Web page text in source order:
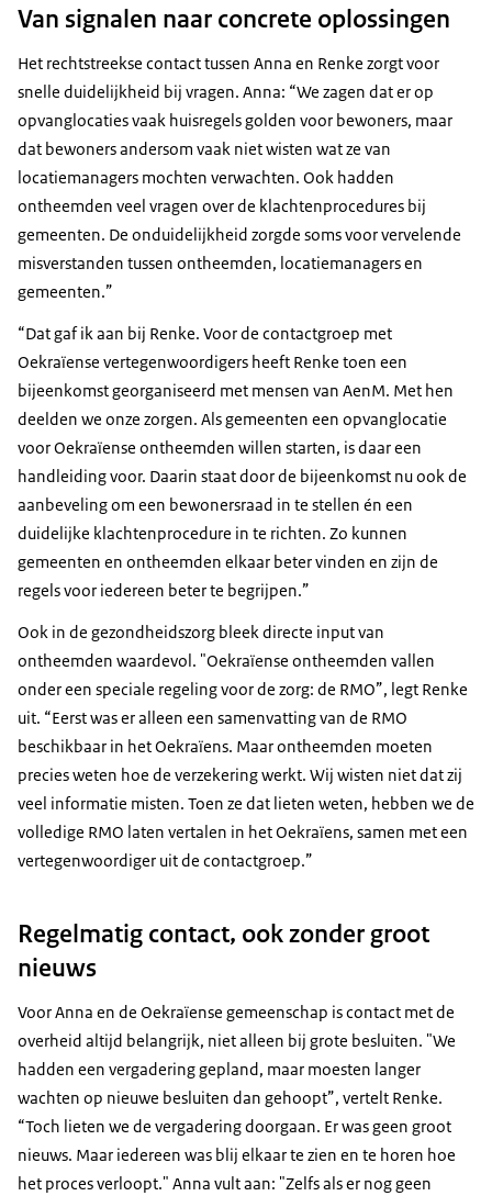
Van signalen naar concrete oplossingen
Het rechtstreekse contact tussen Anna en Renke zorgt voor
snelle duidelijkheid bij vragen. Anna: “We zagen dat er op
opvanglocaties vaak huisregels golden voor bewoners, maar
dat bewoners andersom vaak niet wisten wat ze van
locatiemanagers mochten verwachten. Ook hadden
ontheemden veel vragen over de klachtenprocedures bij
gemeenten. De onduidelijkheid zorgde soms voor vervelende
misverstanden tussen ontheemden, locatiemanagers en
gemeenten.”
“Dat gaf ik aan bij Renke. Voor de contactgroep met
Oekraïense vertegenwoordigers heeft Renke toen een
bijeenkomst georganiseerd met mensen van AenM. Met hen
deelden we onze zorgen. Als gemeenten een opvanglocatie
voor Oekraïense ontheemden willen starten, is daar een
handleiding voor. Daarin staat door de bijeenkomst nu ook de
aanbeveling om een bewonersraad in te stellen én een
duidelijke klachtenprocedure in te richten. Zo kunnen
gemeenten en ontheemden elkaar beter vinden en zijn de
regels voor iedereen beter te begrijpen.”
Ook in de gezondheidszorg bleek directe input van
ontheemden waardevol. "Oekraïense ontheemden vallen
onder een speciale regeling voor de zorg: de RMO”, legt Renke
uit. “Eerst was er alleen een samenvatting van de RMO
beschikbaar in het Oekraïens. Maar ontheemden moeten
precies weten hoe de verzekering werkt. Wij wisten niet dat zij
veel informatie misten. Toen ze dat lieten weten, hebben we de
volledige RMO laten vertalen in het Oekraïens, samen met een
vertegenwoordiger uit de contactgroep.”
Regelmatig contact, ook zonder groot
nieuws
Voor Anna en de Oekraïense gemeenschap is contact met de
overheid altijd belangrijk, niet alleen bij grote besluiten. "We
hadden een vergadering gepland, maar moesten langer
wachten op nieuwe besluiten dan gehoopt”, vertelt Renke.
“Toch lieten we de vergadering doorgaan. Er was geen groot
nieuws. Maar iedereen was blij elkaar te zien en te horen hoe
het proces verloopt." Anna vult aan: "Zelfs als er nog geen